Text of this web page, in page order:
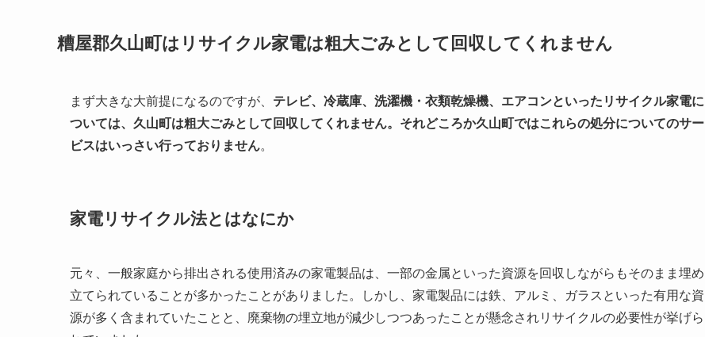
糟屋郡久山町はリサイクル家電は粗大ごみとして回収してくれません
まず大きな大前提になるのですが、 テレビ、冷蔵庫、洗濯機・衣類乾燥機、エアコンといったリサイクル家電に
ついては、久山町は粗大ごみとして回収してくれません。それどころか久山町ではこれらの処分についてのサー
ビスはいっさい行っておりません。
家電リサイクル法とはなにか
元々、一般家庭から排出される使用済みの家電製品は、一部の金属といった資源を回収しながらもそのまま埋め
立てられていることが多かったことがありました。しかし、家電製品には鉄、アルミ、ガラスといった有用な資
源が多く含まれていたことと、廃棄物の埋立地が減少しつつあったことが懸念されリサイクルの必要性が挙げら